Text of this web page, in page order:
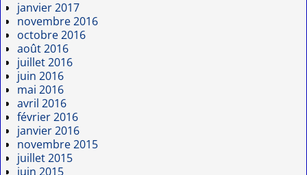
janvier 2017
novembre 2016
octobre 2016
août 2016
juillet 2016
juin 2016
mai 2016
avril 2016
février 2016
janvier 2016
novembre 2015
juillet 2015
juin 2015